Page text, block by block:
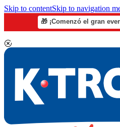
Skip to contentSkip to navigation
🎁 ¡Comenzó el gran